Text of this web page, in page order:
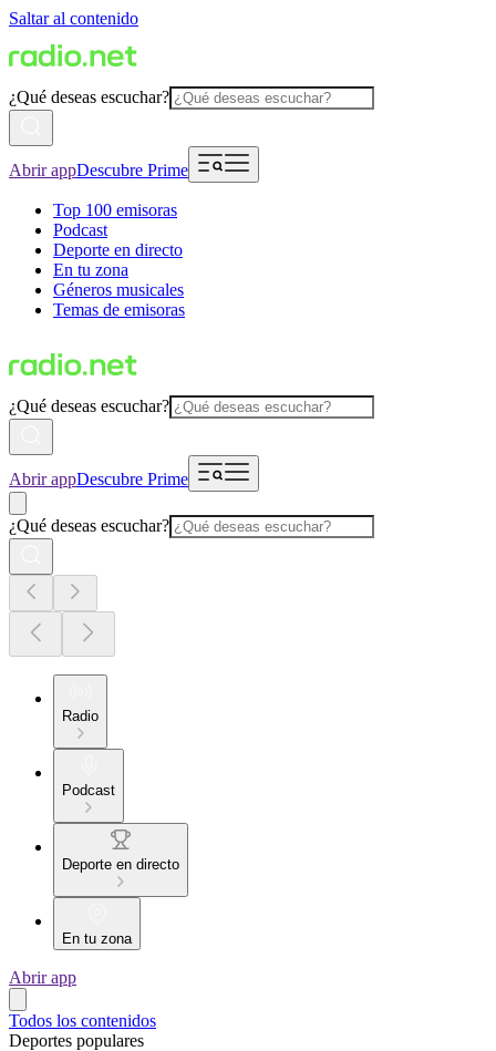
Saltar al contenido
¿Qué deseas escuchar?
Abrir appDescubre Prime
Top 100 emisoras
Podcast
Deporte en directo
En tu zona
Géneros musicales
Temas de emisoras
¿Qué deseas escuchar?
Abrir appDescubre Prime
¿Qué deseas escuchar?
Radio
Podcast
Deporte en directo
En tu zona
Abrir app
Todos los contenidos
Deportes populares